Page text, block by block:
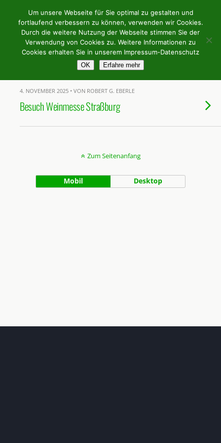
Weingilde Bergstrasse e.V.
Tags › Weinmesse
4. NOVEMBER 2025 • VON ROBERT G. EBERLE
Besuch Weinmesse Straßburg
Zum Seitenanfang
Mobil Desktop
Um unsere Webseite für Sie optimal zu gestalten und
fortlaufend verbessern zu können, verwenden wir Cookies.
Durch die weitere Nutzung der Webseite stimmen Sie der
Verwendung von Cookies zu. Weitere Informationen zu
Cookies erhalten Sie in unserem Impressum-Datenschutz
OK Erfahre mehr